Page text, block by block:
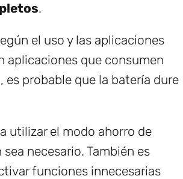
.
el uso y las aplicaciones
aplicaciones que consumen
probable que la batería dure
utilizar el modo ahorro de
necesario. También es
funciones innecesarias